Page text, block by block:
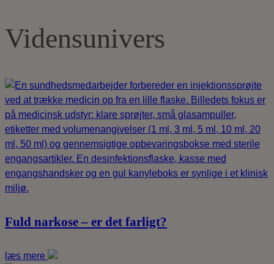
Vidensunivers
Fuld narkose – er det farligt?
læs mere